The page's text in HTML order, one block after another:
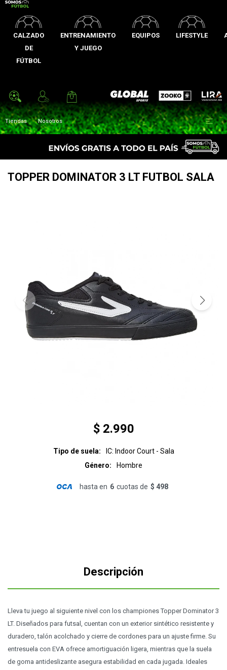
CALZADO
DE
FÚTBOL
ENTRENAMIENTO
Y JUEGO
EQUIPOS LIFESTYLE
Global Sports Zooko Lira
Tiendas Nosotros 
TOPPER DOMINATOR 3 LT FUTBOL SALA
$ 2.990
Tipo de suela
IC: Indoor Court - Sala
Género
Hombre
hasta en 6 cuotas de $ 498
Descripción
Lleva tu juego al siguiente nivel con los championes Topper Dominator 3
LT. Diseñados para futsal, cuentan con un exterior sintético resistente y
duradero, talón acolchado y cierre de cordones para un ajuste firme. Su
entresuela con EVA ofrece amortiguación ligera, mientras que la suela
de goma antideslizante asegura estabilidad en cada jugada. Ideales